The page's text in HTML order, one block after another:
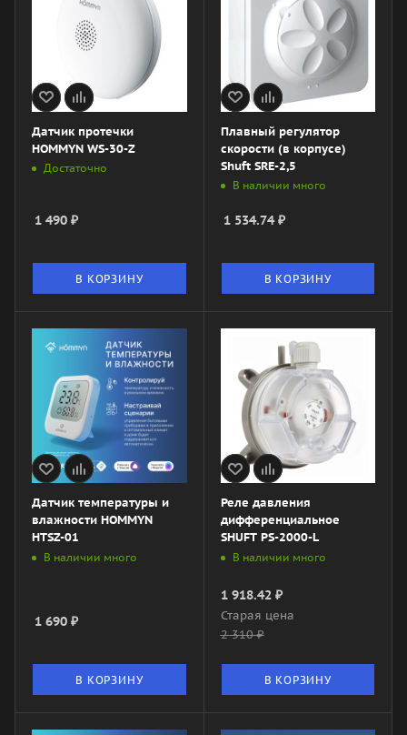
Датчик протечки
HOMMYN WS-30-Z
Достаточно
1 490 ₽
В КОРЗИНУ
Плавный регулятор
скорости (в корпусе)
Shuft SRE-2,5
В наличии много
1 534.74₽
В КОРЗИНУ
Датчик температуры и
влажности HOMMYN
HTSZ-01
В наличии много
1 690 ₽
В КОРЗИНУ
Реле давления
дифференциальное
SHUFT PS-2000-L
В наличии много
1 918.42₽
Старая цена
2 310₽
В КОРЗИНУ